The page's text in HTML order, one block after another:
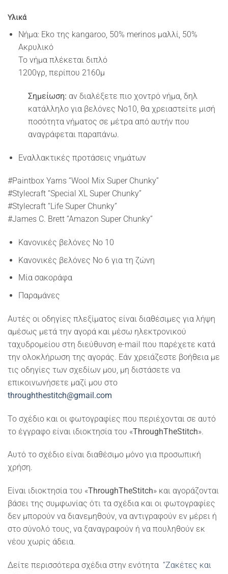
Υλικά
Νήμα: Eko της kangaroo, 50% merinos μαλλί, 50%
Ακρυλικό
Το νήμα πλέκεται διπλό
1200γρ, περίπου 2160μ
Σημείωση: αν διαλέξετε πιο χοντρό νήμα, δηλ
κατάλληλο για βελόνες Νο10, θα χρειαστείτε μισή
ποσότητα νήματος σε μέτρα από αυτήν που
αναγράφεται παραπάνω.
Εναλλακτικές προτάσεις νημάτων
#Paintbox Yarns “Wool Mix Super Chunky”
#Stylecraft “Special XL Super Chunky”
#Stylecraft “Life Super Chunky”
#James C. Brett “Amazon Super Chunky”
Κανονικές βελόνες Νο 10
Κανονικές βελόνες Νο 6 για τη ζώνη
Μία σακοράφα
Παραμάνες
Αυτές οι οδηγίες πλεξίματος είναι διαθέσιμες για λήψη
αμέσως μετά την αγορά και μέσω ηλεκτρονικού
ταχυδρομείου στη διεύθυνση e-mail που παρέχετε κατά
την ολοκλήρωση της αγοράς. Εάν χρειάζεστε βοήθεια με
τις οδηγίες των σχεδίων μου, μη διστάσετε να
επικοινωνήσετε μαζί μου στο
throughthestitch@gmail.com
Το σχέδιο και οι φωτογραφίες που περιέχονται σε αυτό
το έγγραφο είναι ιδιοκτησία του «ThroughTheStitch».
Αυτό το σχέδιο είναι διαθέσιμο μόνο για προσωπική
χρήση.
Είναι ιδιοκτησία του «ThroughTheStitch» και αγοράζονται
βάσει της συμφωνίας ότι τα σχέδια και οι φωτογραφίες
δεν μπορούν να διανεμηθούν, να αντιγραφούν εν μέρει ή
στο σύνολό τους, να ξαναγραφούν ή να πουληθούν εκ
νέου χωρίς άδεια.
Δείτε περισσότερα σχέδια στην ενότητα “Ζακέτες και